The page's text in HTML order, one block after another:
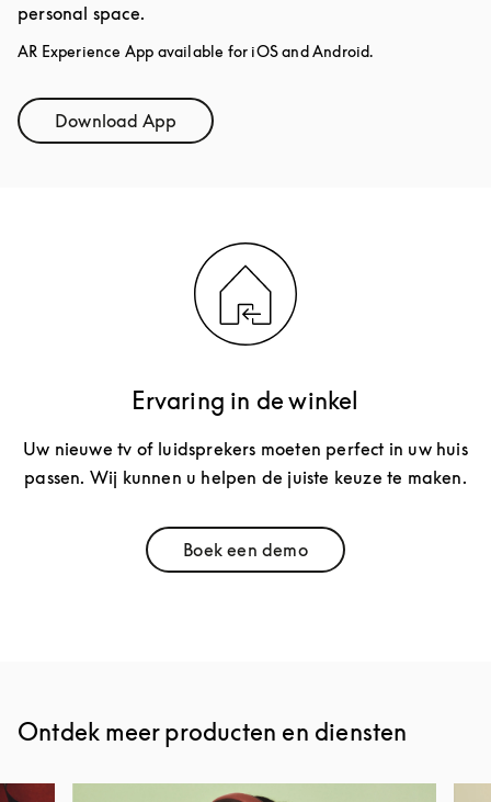
personal space.
AR Experience App available for iOS and Android.
Download AppLink Opens in New Tab
Ervaring in de winkel
Uw nieuwe tv of luidsprekers moeten perfect in uw huis
passen. Wij kunnen u helpen de juiste keuze te maken.
Boek een demoLink Opens in New Tab
Ontdek meer producten en diensten